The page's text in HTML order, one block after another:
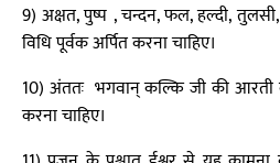
9) अक्षत, पुष्प , चन्दन, फल, हल्दी,
विधि पूर्वक अर्पित करना चाहिए।
10) अंततः भगवान् कल्कि जी की
करना चाहिए।